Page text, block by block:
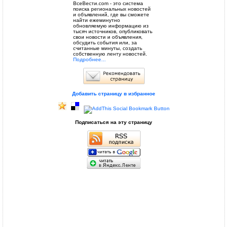
ВсеВести.com - это система
поиска региональных новостей
и объявлений, где вы сможете
найти ежеминутно
обновляемую информацию из
тысяч источников, опубликовать
свои новости и объявления,
обсудить события или, за
считанные минуты, создать
собственную ленту новостей.
Подробнее...
Добавить страницу в избранное
Подписаться на эту страницу